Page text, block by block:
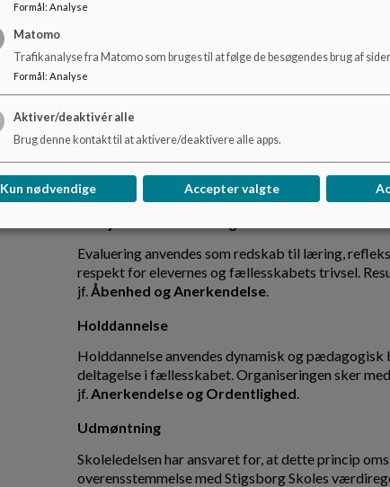
Samvær og kommunikation på skolen er præget
har ret til at blive mødt med anerkendelse og til
Kost, rygning, alkohol og sundhed
Skolen fremmer sunde valg og ansvarlig adfærd i
arbejdes forebyggende og med tydelige rammer,
Ordentlighed og Åbenhed.
Evaluering anvendes som redskab til læring,
respekt for elevernes og fællesskabets trivsel.
jf.Åbenhed og Anerkendelse.
Holddannelse
Holddannelse anvendes dynamisk og
deltagelse i fællesskabet. Organiseringen sker
jf. Anerkendelse og Ordentlighed
Udmøntning
Skoleledelsen har ansvaret for, at dette princip
overensstemmelse med Stigsborg Skoles
Formål : Analyse
Matomo
Trafikanalyse fra Matomo som bruges til at følge de besøgendes brug af
Formål: Analyse
Aktiver/deaktivér alle
Brug denne kontakt til at aktivere/deaktivere alle apps.
Kun nødvendige Accepter valgte